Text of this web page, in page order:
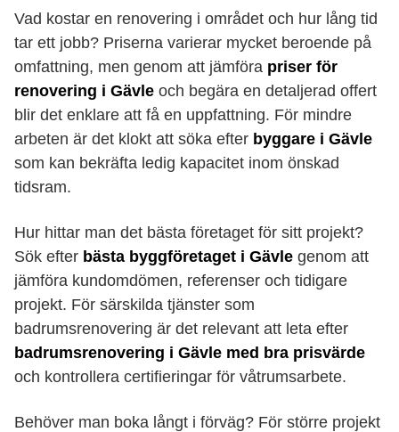
Vad kostar en renovering i området och hur lång tid
tar ett jobb? Priserna varierar mycket beroende på
omfattning, men genom att jämföra priser för
renovering i Gävle och begära en detaljerad offert
blir det enklare att få en uppfattning. För mindre
arbeten är det klokt att söka efter byggare i Gävle
som kan bekräfta ledig kapacitet inom önskad
tidsram.
Hur hittar man det bästa företaget för sitt projekt?
Sök efter bästa byggföretaget i Gävle genom att
jämföra kundomdömen, referenser och tidigare
projekt. För särskilda tjänster som
badrumsrenovering är det relevant att leta efter
badrumsrenovering i Gävle med bra prisvärde
och kontrollera certifieringar för våtrumsarbete.
Behöver man boka långt i förväg? För större projekt